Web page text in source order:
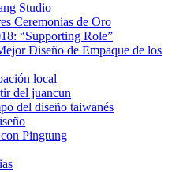
Studio
Ceremonias de Oro
“Supporting Role”
Diseño de Empaque de los
local
del juancun
del diseño taiwanés
Pingtung